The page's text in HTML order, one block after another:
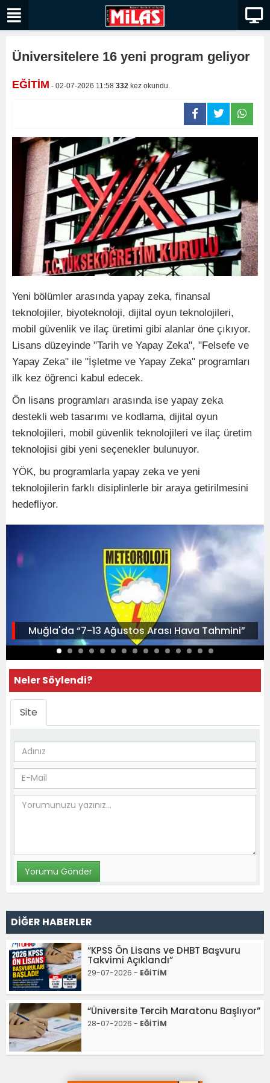
Üniversitelere 16 yeni program geliyor
EĞİTİM - 02-07-2026 11:58 332 kez okundu.
Yeni bölümler arasında yapay zeka, finansal
teknolojiler, biyoteknoloji, dijital oyun teknolojileri,
mobil güvenlik ve ilaç üretimi gibi alanlar öne çıkıyor.
Lisans düzeyinde "Tarih ve Yapay Zeka", "Felsefe ve
Yapay Zeka" ile "İşletme ve Yapay Zeka" programları
ilk kez öğrenci kabul edecek.
Ön lisans programları arasında ise yapay zeka
destekli web tasarımı ve kodlama, dijital oyun
teknolojileri, mobil güvenlik teknolojileri ve ilaç üretim
teknolojisi gibi yeni seçenekler bulunuyor.
YÖK, bu programlarla yapay zeka ve yeni
teknolojilerin farklı disiplinlerle bir araya getirilmesini
hedefliyor.
Muğla'da “7-13 Ağustos Arası Hava Tahmini”
Neler Söylendi?
Site
DİĞER HABERLER
“KPSS Ön Lisans ve DHBT Başvuru
Takvimi Açıklandı”
29-07-2026 - EĞİTİM
“Üniversite Tercih Maratonu Başlıyor”
28-07-2026 - EĞİTİM